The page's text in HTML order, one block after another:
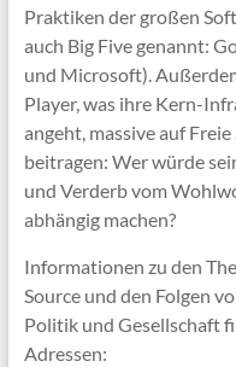
Praktiken der großen
auch Big Five genannt:
und Microsoft).
Player, was ihre Kern-
angeht, massive auf
beitragen: Wer würde
und Verderb vom
abhängig machen?
Informationen zu den
Source und den Folgen
Politik und Gesellschaft
Adressen: